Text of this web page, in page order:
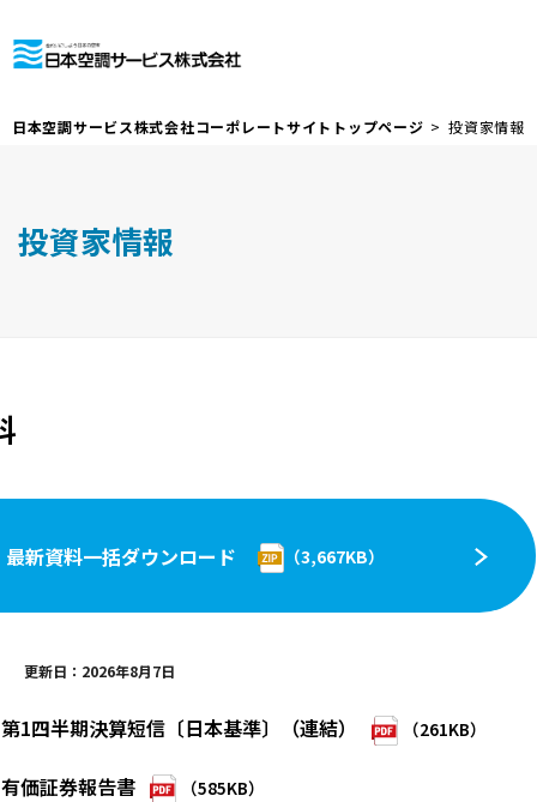
日本空調サービス株式会社コーポレートサイトトップページ 投資家情報
投資家情報
最新資料一括ダウンロード （3,667KB）
更新日：2026年8月7日
1四半期決算短信〔日本基準〕（連結） （261KB）
価証券報告書 （585KB）